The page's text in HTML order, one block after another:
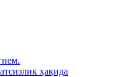
ҳақида